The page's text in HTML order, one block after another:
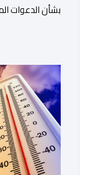
بشأن الدعوات
عبور الحدود
أسفرت الأبحاث
الأول، الذي